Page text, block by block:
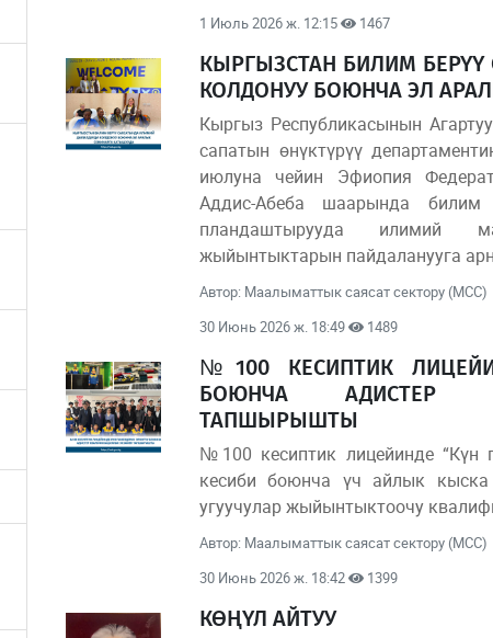
1 Июль 2026 ж. 12:15
1467
КЫРГЫЗСТАН БИЛИМ
КОЛДОНУУ БОЮНЧА ЭЛ
Кыргыз Республикасынын
сапатын өнүктүрүү
июлуна чейин Эфиопия
Аддис-Абеба шаарында
пландаштырууда илимий
жыйынтыктарын пайдаланууга
Автор: Маалыматтык саясат сектору (МСС)
30 Июнь 2026 ж. 18:49
1489
№100 КЕСИПТИК
БОЮНЧА АДИСТЕР
ТАПШЫРЫШТЫ
№100 кесиптик лицейинде “Күн
кесиби боюнча үч айлык кыска
угуучулар жыйынтыктоочу
Автор: Маалыматтык саясат сектору (МСС)
30 Июнь 2026 ж. 18:42
1399
КӨҢҮЛ АЙТУУ